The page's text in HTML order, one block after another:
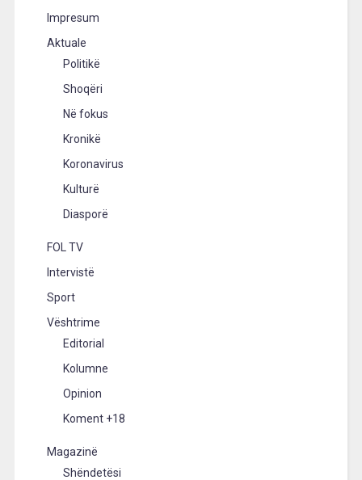
Impresum
Aktuale
Politikë
Shoqëri
Në fokus
Kronikë
Koronavirus
Kulturë
Diasporë
FOL TV
Intervistë
Sport
Vështrime
Editorial
Kolumne
Opinion
Koment +18
Magazinë
Shëndetësi